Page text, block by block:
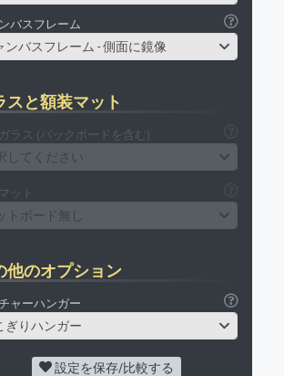
バスフレーム
ンバスフレーム - 側面に鏡像
スと額装マット
ラス (バックボードを含む)
してください
ット
トボード無し
他のオプション
ャーハンガー
ぎりハンガー
設定を保存/比較する